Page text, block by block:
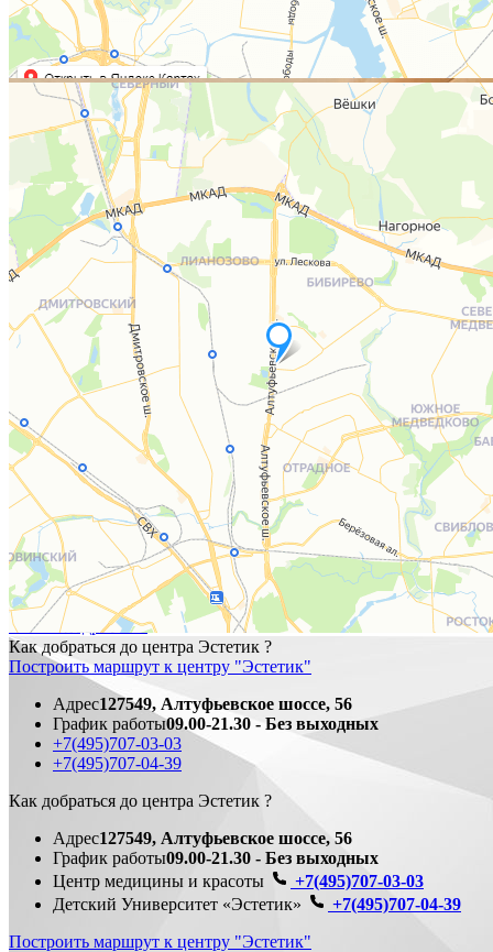
Здоровая спина
Всё начинается с заботы о стопах —
нашего
"ВТОРОГО СЕРДЦА"
Убери стресс. Забудь про боль.
Почувствуй лёгкость — и позволь себе
быть счастливым здесь и сейчас.
Узнать подробнее
Как добраться до центра Эстетик ?
Построить маршрут к центру "Эстетик"
Адрес127549, Алтуфьевское шоссе, 56
График работы09.00-21.30 - Без выходных
+7(495)707-03-03
+7(495)707-04-39
Как добраться до центра Эстетик ?
Адрес127549, Алтуфьевское шоссе, 56
График работы09.00-21.30 - Без выходных
Центр медицины и красоты
+7(495)707-03-03
Детский Университет «Эстетик»
+7(495)707-04-39
Построить маршрут к центру "Эстетик"